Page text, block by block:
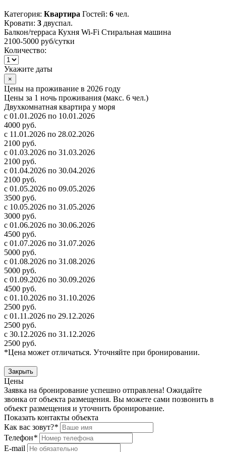
Категория: Квартира Гостей: 6 чел.
Кровати: 3 двуспал.
Балкон/терраса Кухня Wi-Fi Стиральная машина
2100-5000 руб/сутки
Количество:
Укажите даты
×
Цены на проживание в 2026 году
Цены за 1 ночь проживания (макс. 6 чел.)
Двухкомнатная квартира у моря
с 01.01.2026 по 10.01.2026
4000 руб.
с 11.01.2026 по 28.02.2026
2100 руб.
с 01.03.2026 по 31.03.2026
2100 руб.
с 01.04.2026 по 30.04.2026
2100 руб.
с 01.05.2026 по 09.05.2026
3500 руб.
с 10.05.2026 по 31.05.2026
3000 руб.
с 01.06.2026 по 30.06.2026
4500 руб.
с 01.07.2026 по 31.07.2026
5000 руб.
с 01.08.2026 по 31.08.2026
5000 руб.
с 01.09.2026 по 30.09.2026
4500 руб.
с 01.10.2026 по 31.10.2026
2500 руб.
с 01.11.2026 по 29.12.2026
2500 руб.
с 30.12.2026 по 31.12.2026
2500 руб.
*Цена может отличаться. Уточняйте при бронировании.
Закрыть
Цены
Заявка на бронирование успешно отправлена! Ожидайте
звонка от объекта размещения. Вы можете сами позвонить в
объект размещения и уточнить бронирование.
Показать контакты объекта
Как вас зовут?*
Телефон*
E-mail